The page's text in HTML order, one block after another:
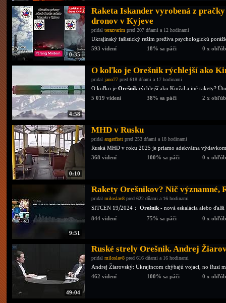
0:35
Raketa Iskander vyrobená z
dronov v Kyjeve
pridal terazvarim pred 207 dňami a 12 hodinami
Ukrajinský fašistický režim prežíva psychologickú
593 videní
18% sa páči 0 x
4:58
O koľko je Orešnik rýchlejší ako
pridal jano77 pred 618 dňami a 17 hodinami
O koľko je Orešnik rýchlejší ako Kinžal a iné rakety?
5 019 videní
38% sa páči 2 x
0:10
MHD v Rusku
pridal angerfistt pred 253 dňami a 18 hodinami
Ruská MHD v roku 2025 je priamo adekvátna
368 videní
100% sa páči 0 x
9:51
Rakety Orešnikov? Nič významné,
pridal miloslav8 pred 622 dňami a 16 hodinami
SITCEN 19⧸2024： Orešnik - nová eskalácia alebo
844 videní
75% sa páči 0 x
49:04
Ruské strely Orešnik. Andrej
pridal miloslav8 pred 616 dňami a 16 hodinami
Andrej Žiarovský: Ukrajincom chýbajú vojaci, no Rusi
462 videní
100% sa páči 0 x